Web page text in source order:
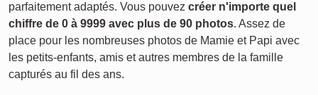
parfaitement adaptés. Vous pouvez créer n'importe quel
chiffre de 0 à 9999 avec plus de 90 photos. Assez de
place pour les nombreuses photos de Mamie et Papi avec
les petits-enfants, amis et autres membres de la famille
capturés au fil des ans.